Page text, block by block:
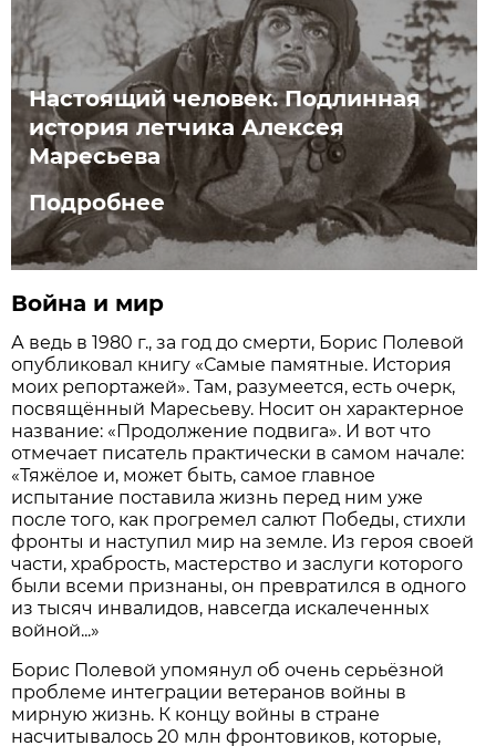
Настоящий человек. Подлинная
история летчика Алексея
Маресьева
Подробнее
Война и мир
А ведь в 1980 г., за год до смерти, Борис Полевой
опубликовал книгу «Самые памятные. История
моих репортажей». Там, разумеется, есть очерк,
посвящённый Маресьеву. Носит он характерное
название: «Продолжение подвига». И вот что
отмечает писатель практически в самом начале:
«Тяжёлое и, может быть, самое главное
испытание поставила жизнь перед ним уже
после того, как прогремел салют Победы, стихли
фронты и наступил мир на земле. Из героя своей
части, храбрость, мастерство и заслуги которого
были всеми признаны, он превратился в одного
из тысяч инвалидов, навсегда искалеченных
войной...»
Борис Полевой упомянул об очень серьёзной
проблеме интеграции ветеранов войны в
мирную жизнь. К концу войны в стране
насчитывалось 20 млн фронтовиков, которые,